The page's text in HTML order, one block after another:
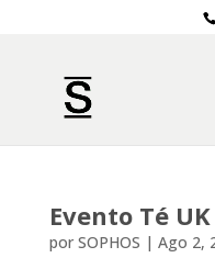
Evento Té
por SOPHOS | Ago 2,